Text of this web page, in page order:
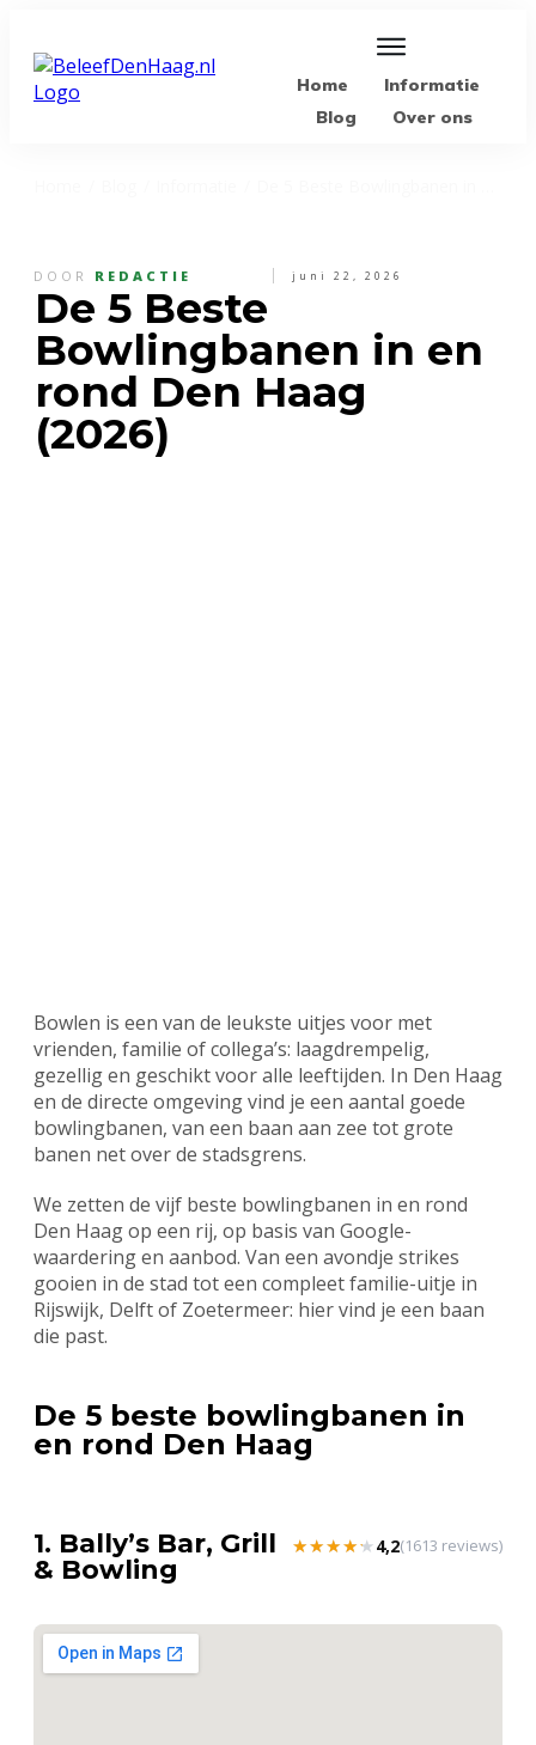
Home
Informatie
Blog
Over ons
DOOR REDACTIE juni 22, 2026
De 5 Beste
Bowlingbanen in en
rond Den Haag
(2026)
Bowlen is een van de leukste uitjes voor met
vrienden, familie of collega’s: laagdrempelig,
gezellig en geschikt voor alle leeftijden. In Den Haag
en de directe omgeving vind je een aantal goede
bowlingbanen, van een baan aan zee tot grote
banen net over de stadsgrens.
We zetten de vijf beste bowlingbanen in en rond
Den Haag op een rij, op basis van Google-
waardering en aanbod. Van een avondje strikes
gooien in de stad tot een compleet familie-uitje in
Rijswijk, Delft of Zoetermeer: hier vind je een baan
die past.
De 5 beste bowlingbanen in
en rond Den Haag
1. Bally’s Bar, Grill
& Bowling
★★★★★
★★★★★4,2(1613 reviews)